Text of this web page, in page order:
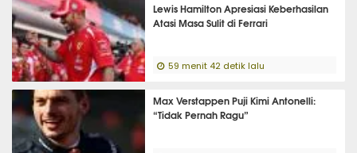
Lewis Hamilton Apresiasi Keberhasilan
Atasi Masa Sulit di Ferrari
59 menit 42 detik lalu
Max Verstappen Puji Kimi Antonelli:
“Tidak Pernah Ragu”